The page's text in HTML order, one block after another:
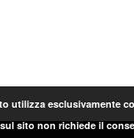
utilizza esclusivamente
sul sito non richiede il